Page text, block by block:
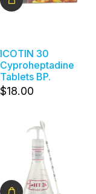
ICOTIN 30
Cyproheptadine
Tablets BP.
$18.00